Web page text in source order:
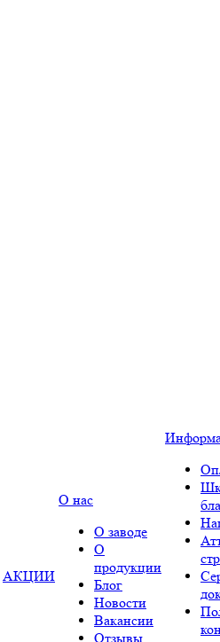
АКЦИИ
О нас
О заводе
О
продукции
Блог
Новости
Вакансии
Отзывы